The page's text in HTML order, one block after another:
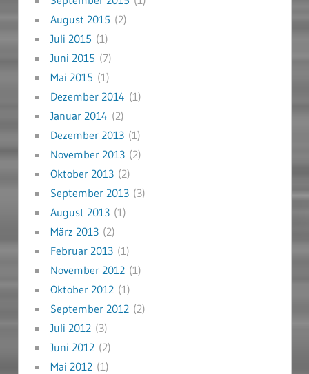
August 2015 (2)
Juli 2015 (1)
Juni 2015 (7)
Mai 2015 (1)
Dezember 2014 (1)
Januar 2014 (2)
Dezember 2013(1)
November 2013(2)
Oktober 2013(2)
September 2013(3)
August 2013(1)
März 2013(2)
Februar 2013(1)
November 2012(1)
Oktober 2012(1)
September 2012(2)
Juli 2012(3)
Juni 2012(2)
Mai 2012(1)